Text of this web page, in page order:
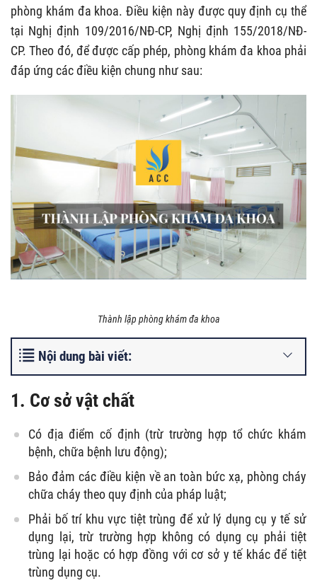
phòng khám đa khoa. Điều kiện này được quy định cụ thể
tại Nghị định 109/2016/NĐ-CP, Nghị định 155/2018/NĐ-
CP. Theo đó, để được cấp phép, phòng khám đa khoa phải
đáp ứng các điều kiện chung như sau:
Thành lập phòng khám đa khoa
Nội dung bài viết:
1. Cơ sở vật chất
Có địa điểm cố định (trừ trường hợp tổ chức khám
bệnh, chữa bệnh lưu động);
Bảo đảm các điều kiện về an toàn bức xạ, phòng cháy
chữa cháy theo quy định của pháp luật;
Phải bố trí khu vực tiệt trùng để xử lý dụng cụ y tế sử
dụng lại, trừ trường hợp không có dụng cụ phải tiệt
trùng lại hoặc có hợp đồng với cơ sở y tế khác để tiệt
trùng dụng cụ.